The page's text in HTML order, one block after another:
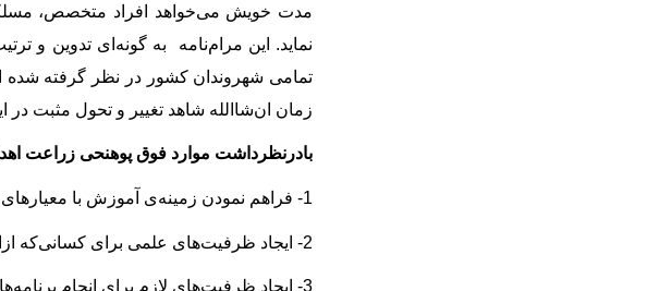
مدت خویش میخواهد افراد متخصص،
نماید. این مرامنامه به گونه ای تدوین و
تمامی شهروندان کشور در نظر گرفته شده
زمان انشاالله شاهد تغییر و تحول مثبت در
بادرنظرداشت موارد فوق پوهنحی زراعت
1- فراهم نمودن زمینه ی آموزش با
2- ایجاد ظرفیت های علمی برای کسانیکه
3- ایجاد ظرفیت های لازم برای انجام برنامه